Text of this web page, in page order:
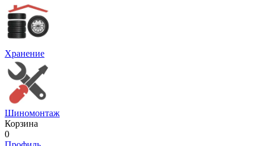
Хранение
Шиномонтаж
Корзина
0